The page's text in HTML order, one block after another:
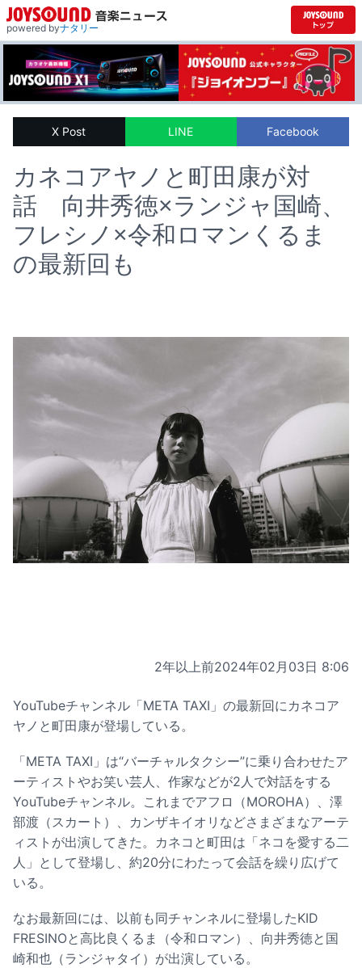
powered byナタリー
X Post LINE Facebook
カネコアヤノと町田康が対
話 向井秀徳×ランジャ国崎、
フレシノ×令和ロマンくるま
の最新回も
2年以上前2024年02月03日 8:06
YouTubeチャンネル「META TAXI」の最新回にカネコア
ヤノと町田康が登場している。
「META TAXI」は“バーチャルタクシー”に乗り合わせたア
ーティストやお笑い芸人、作家などが2人で対話をする
YouTubeチャンネル。これまでアフロ（MOROHA）、澤
部渡（スカート）、カンザキイオリなどさまざまなアーテ
ィストが出演してきた。カネコと町田は「ネコを愛する二
人」として登場し、約20分にわたって会話を繰り広げて
いる。
なお最新回には、以前も同チャンネルに登場したKID
FRESINOと高比良くるま（令和ロマン）、向井秀徳と国
崎和也（ランジャタイ）が出演している。